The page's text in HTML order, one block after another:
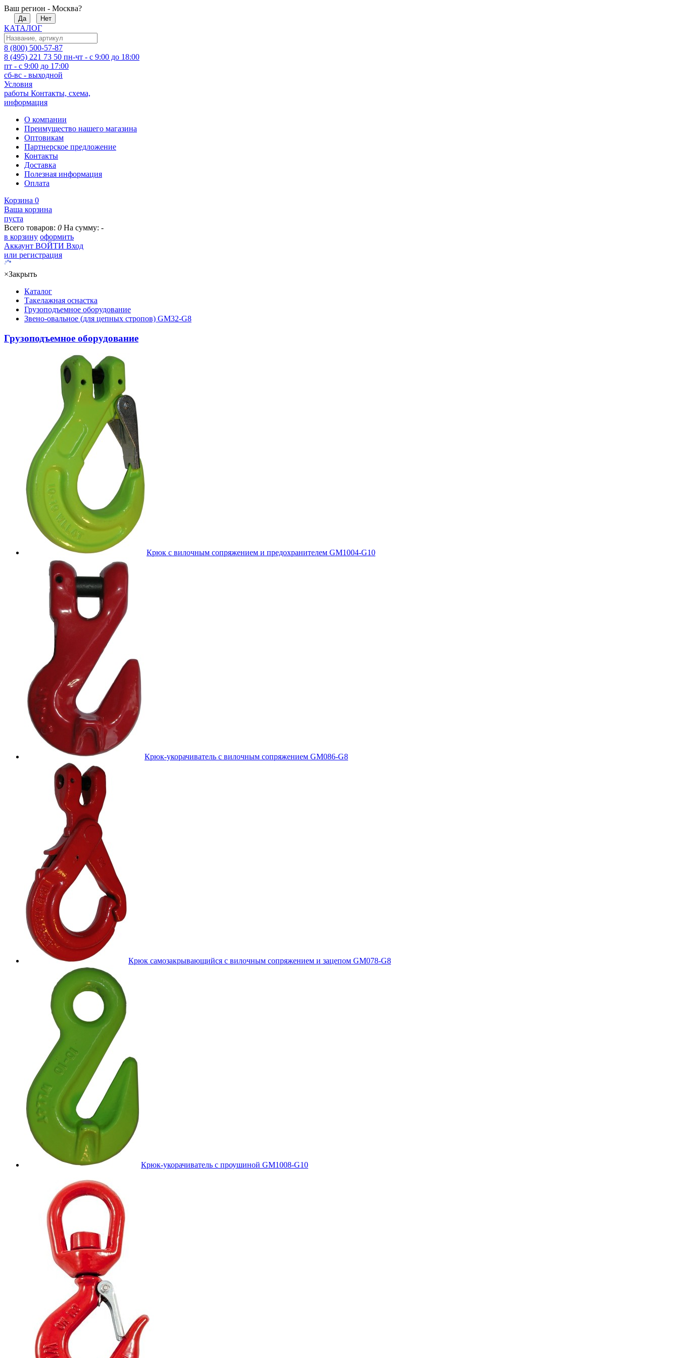
Ваш регион - Москва?
Да Нет
КАТАЛОГ
8 (800) 500-57-87
8 (495) 221 73 50 пн-чт - с 9:00 до 18:00
пт - с 9:00 до 17:00
сб-вс - выходной
Условия
работы Контакты, схема,
информация
О компании
Преимущество нашего магазина
Оптовикам
Партнерское предложение
Контакты
Доставка
Полезная информация
Оплата
Корзина 0
Ваша корзина
пуста
Всего товаров: 0 На сумму: -
в корзину оформить
Аккаунт ВОЙТИ Вход
или регистрация
×Закрыть
Каталог
Такелажная оснастка
Грузоподъемное оборудование
Звено-овальное (для цепных стропов) GM32-G8
Грузоподъемное оборудование
Крюк с вилочным сопряжением и предохранителем GM1004-G10
Крюк-укорачиватель с вилочным сопряжением GM086-G8
Крюк самозакрывающийся с вилочным сопряжением и зацепом GM078-G8
Крюк-укорачиватель с проушиной GM1008-G10